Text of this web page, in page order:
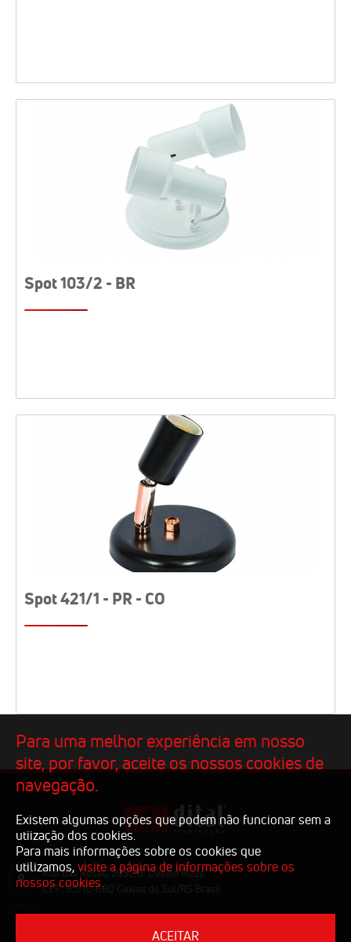
Spot 103/2 - BR
Spot 421/1 - PR - CO
Rua das Rosas, 2092 B. Desvio Rizzo
CEP: 95110-680 Caxias do Sul/RS Brasil
comercial@dital.com.br
Para uma melhor experiência em nosso
site, por favor, aceite os nossos cookies de
navegação.
Existem algumas opções que podem não funcionar sem a
utiização dos cookies.
Para mais informações sobre os cookies que
utilizamos, visite a página de informações sobre os
nossos cookies.
ACEITAR